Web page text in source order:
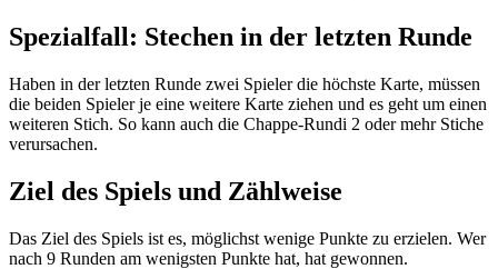
Spezialfall: Stechen in der letzten Runde
Haben in der letzten Runde zwei Spieler die höchste Karte, müssen
die beiden Spieler je eine weitere Karte ziehen und es geht um einen
weiteren Stich. So kann auch die Chappe-Rundi 2 oder mehr Stiche
verursachen.
Ziel des Spiels und Zählweise
Das Ziel des Spiels ist es, möglichst wenige Punkte zu erzielen. Wer
nach 9 Runden am wenigsten Punkte hat, hat gewonnen.